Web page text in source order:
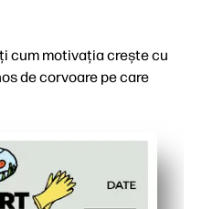
cum motivația crește cu
de corvoare pe care
și utilizare - îl puteți
copiii - autocolantele și
- coloanele și spațiile